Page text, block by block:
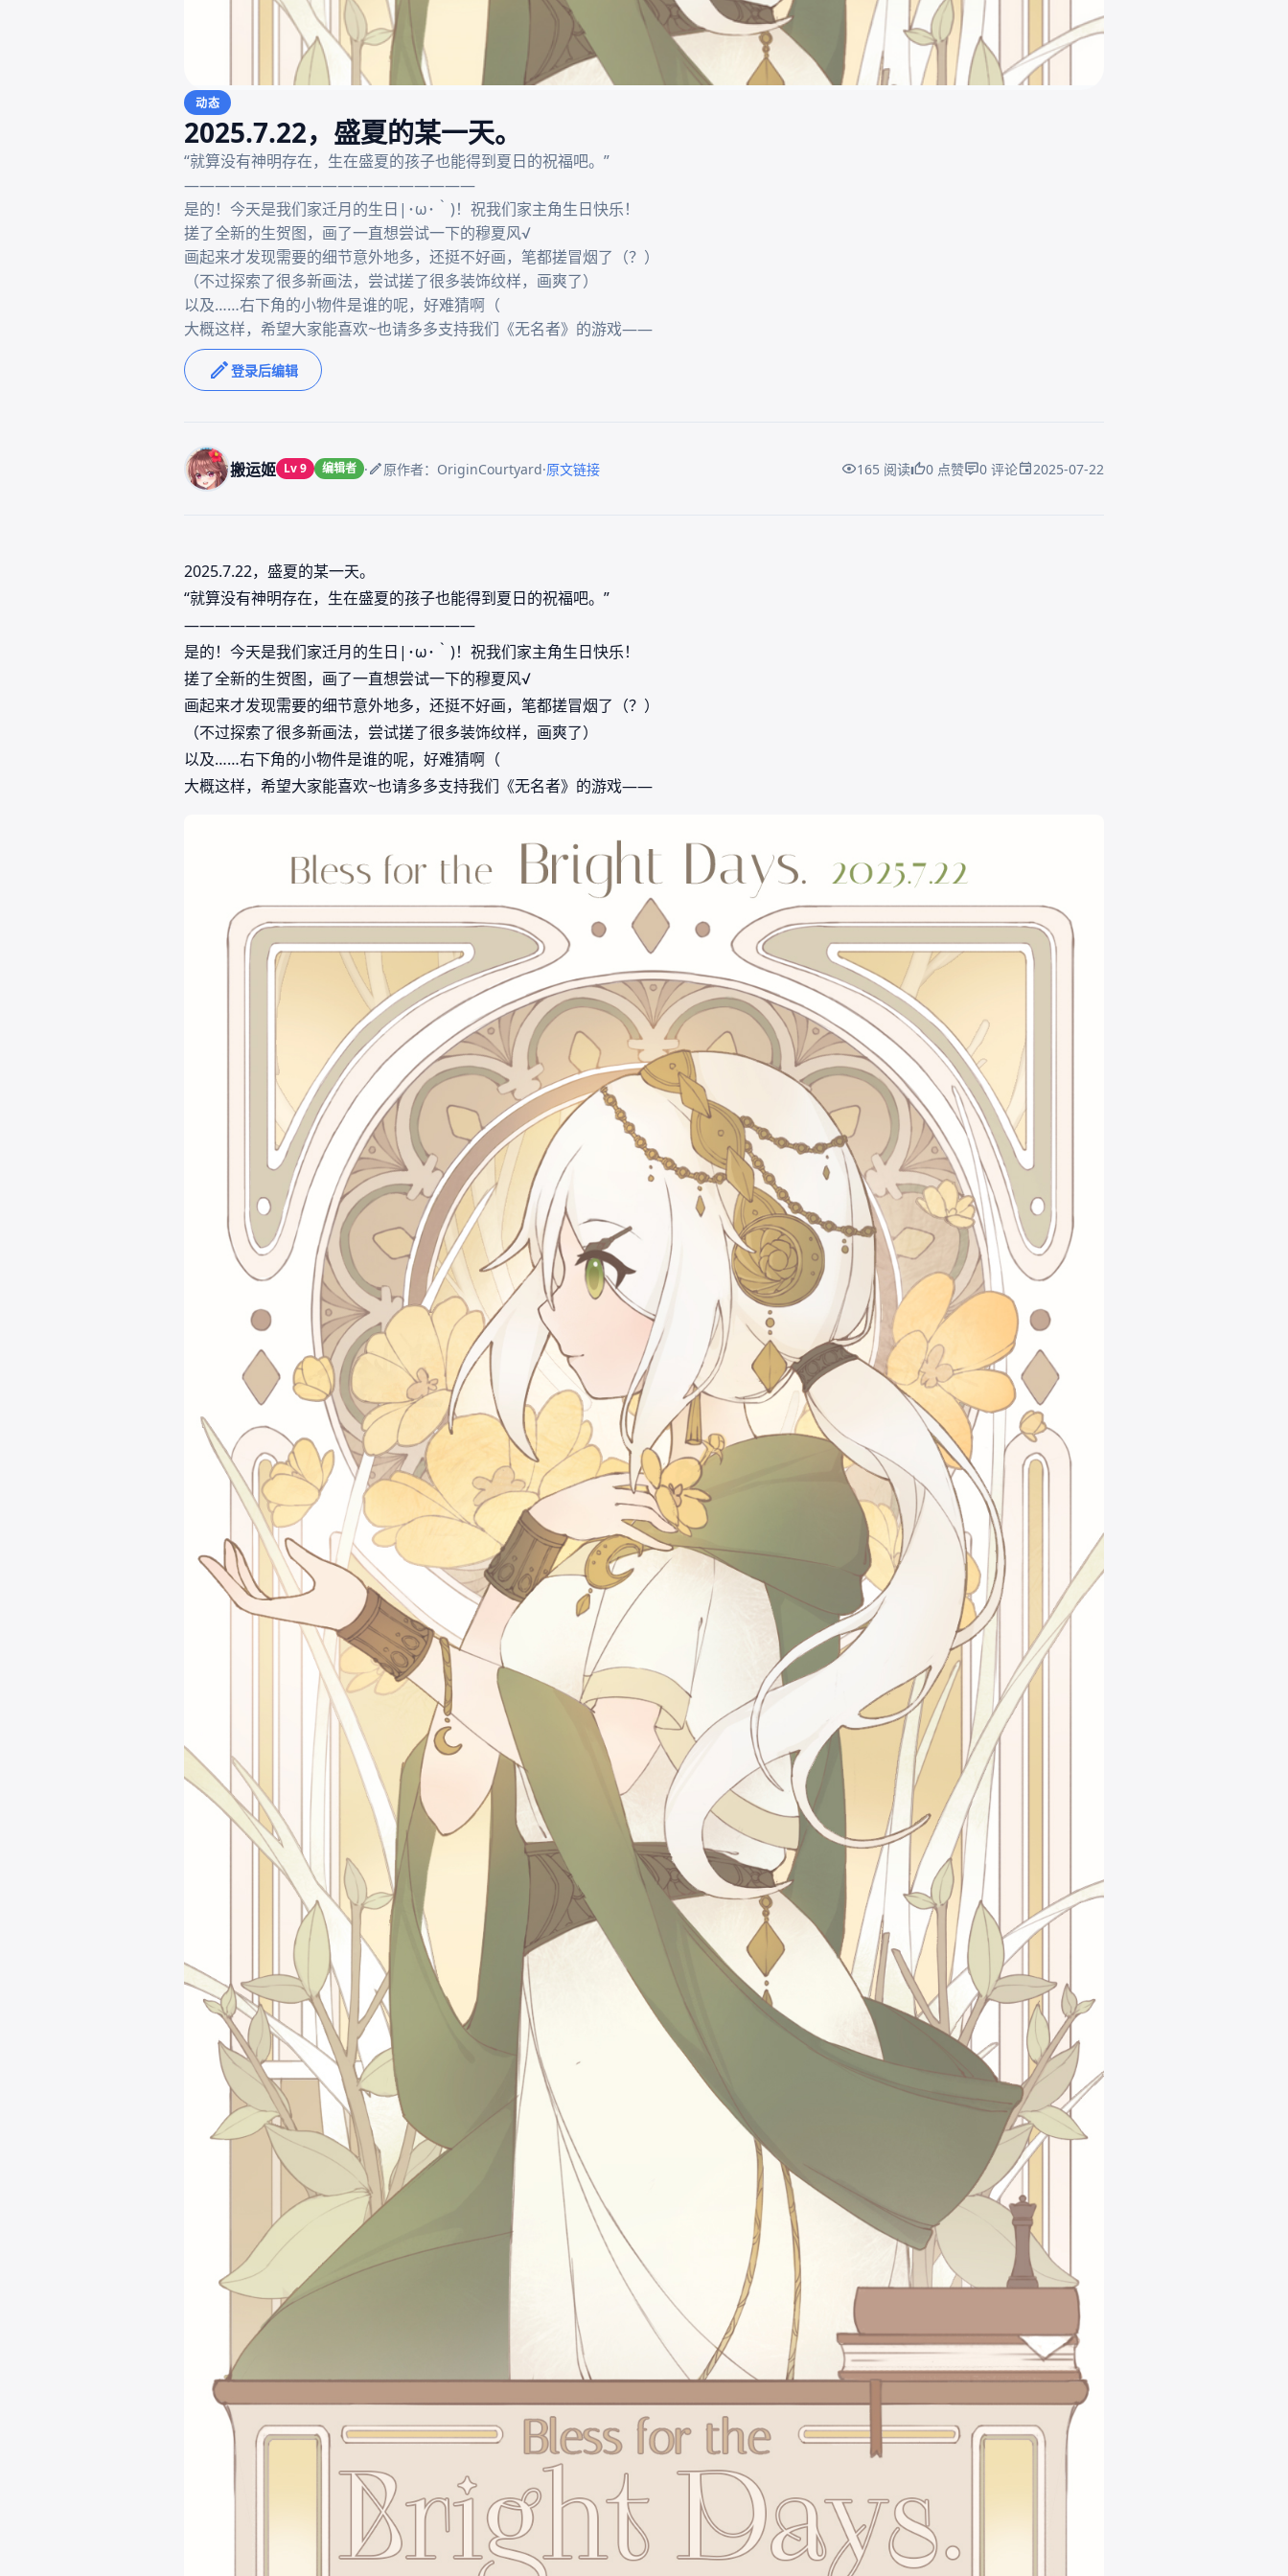
动态
2025.7.22，盛夏的某一天。
“就算没有神明存在，生在盛夏的孩子也能得到夏日的祝福吧。”
———————————————————
是的！今天是我们家迁月的生日|･ω･｀)！祝我们家主角生日快乐！
搓了全新的生贺图，画了一直想尝试一下的穆夏风√
画起来才发现需要的细节意外地多，还挺不好画，笔都搓冒烟了（？）
（不过探索了很多新画法，尝试搓了很多装饰纹样，画爽了）
以及……右下角的小物件是谁的呢，好难猜啊（
大概这样，希望大家能喜欢~也请多多支持我们《无名者》的游戏——
登录后编辑
搬运姬 Lv 9 编辑者 · 原作者：OriginCourtyard·原文链接 165 阅读 0 点赞 0 评论 2025-07-22
2025.7.22，盛夏的某一天。
“就算没有神明存在，生在盛夏的孩子也能得到夏日的祝福吧。”
———————————————————
是的！今天是我们家迁月的生日|･ω･｀)！祝我们家主角生日快乐！
搓了全新的生贺图，画了一直想尝试一下的穆夏风√
画起来才发现需要的细节意外地多，还挺不好画，笔都搓冒烟了（？）
（不过探索了很多新画法，尝试搓了很多装饰纹样，画爽了）
以及……右下角的小物件是谁的呢，好难猜啊（
大概这样，希望大家能喜欢~也请多多支持我们《无名者》的游戏——